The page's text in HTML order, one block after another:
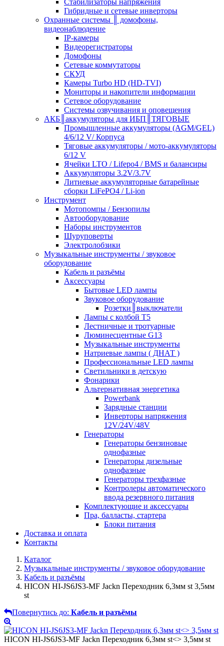
Стабилизаторы напряжения
Гибридные и сетевые инверторы
Охранные системы ║ домофоны,
видеонаблюдение
IP-камеры
Видеорегистраторы
Домофоны
Сетевые коммутаторы
СКУД
Камеры Turbo HD (HD-TVI)
Мониторы и накопители информации
Сетевое оборудование
Системы озвучивания и оповещения
АКБ║аккумуляторы для ИБП║ТЯГОВЫЕ
Промышленные аккумуляторы (AGM/GEL)
4/6/12 V/ Корпуса
Тяговые аккумуляторы / мото-аккумуляторы
6/12 V
Ячейки LTO / Lifepo4 / BMS и балансиры
Аккумуляторы 3.2V/3.7V
Литиевые аккумуляторные батарейные
сборки LiFePO4 / Li-ion
Инструмент
Мотопомпы / Бензопилы
Автооборудование
Наборы инструментов
Шуруповерты
Электролобзики
Музыкальные инструменты / звуковое
оборудование
Кабель и разъёмы
Аксессуары
Бытовые LED лампы
Звуковое оборудование
Розетки║выключатели
Лампы с колбой Т5
Лестничные и тротуарные
Люминесцентные G13
Музыкальные инструменты
Натриевые лампы ( ДНАТ )
Профессиональные LED лампы
Светильники в детскую
Фонарики
Альтернативная энергетика
Powerbank
Зарядные станции
Инверторы напряжения
12V/24V/48V
Генераторы
Генераторы бензиновые
однофазные
Генераторы дизельные
однофазные
Генераторы трехфазные
Контролеры автоматического
ввода резервного питания
Комплектующие и аксессуары
Пра, балласты, стартера
Блоки питания
Доставка и оплата
Контакты
Каталог
Музыкальные инструменты / звуковое оборудование
Кабель и разъёмы
HICON HI-JS6JS3-MF Jackn Переходник 6,3мм st 3,5мм
st
Повернутись до: Кабель и разъёмы
HICON HI-JS6JS3-MF Jackn Переходник 6,3мм st<> 3,5мм st